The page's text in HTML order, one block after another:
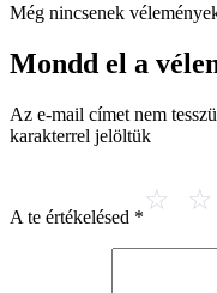
Még nincsenek
Mondd el a
Az e-mail címet nem
karakterrel jelöltük
A te értékelésed *